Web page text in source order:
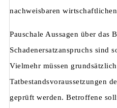
nachweisbaren
Pauschale Aussagen über das
Schadenersatzanspruchs sind
Vielmehr müssen
Tatbestandsvoraussetzungen
geprüft werden. Betroffene